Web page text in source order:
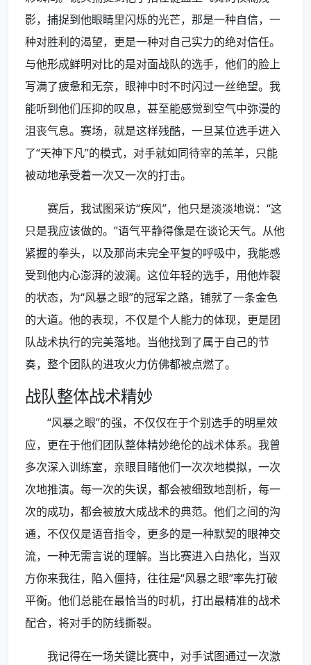
影，捕捉到他眼睛里闪烁的光芒，那是一种自信，一
种对胜利的渴望，更是一种对自己实力的绝对信任。
与他形成鲜明对比的是对面战队的选手，他们的脸上
写满了疲惫和无奈，眼神中时不时闪过一丝绝望。我
能听到他们压抑的叹息，甚至能感觉到空气中弥漫的
沮丧气息。赛场，就是这样残酷，一旦某位选手进入
了“天神下凡”的模式，对手就如同待宰的羔羊，只能
被动地承受着一次又一次的打击。
赛后，我试图采访“疾风”，他只是淡淡地说：“这
只是我应该做的。”语气平静得像是在谈论天气。从他
紧握的拳头，以及那尚未完全平复的呼吸中，我能感
受到他内心澎湃的波澜。这位年轻的选手，用他炸裂
的状态，为“风暴之眼”的冠军之路，铺就了一条金色
的大道。他的表现，不仅是个人能力的体现，更是团
队战术执行的完美落地。当他找到了属于自己的节
奏，整个团队的进攻火力仿佛都被点燃了。
战队整体战术精妙
“风暴之眼”的强，不仅仅在于个别选手的明星效
应，更在于他们团队整体精妙绝伦的战术体系。我曾
多次深入训练室，亲眼目睹他们一次次地模拟，一次
次地推演。每一次的失误，都会被细致地剖析，每一
次的成功，都会被放大成战术的典范。他们之间的沟
通，不仅仅是语音指令，更多的是一种默契的眼神交
流，一种无需言说的理解。当比赛进入白热化，当双
方你来我往，陷入僵持，往往是“风暴之眼”率先打破
平衡。他们总能在最恰当的时机，打出最精准的战术
配合，将对手的防线撕裂。
我记得在一场关键比赛中，对手试图通过一次激